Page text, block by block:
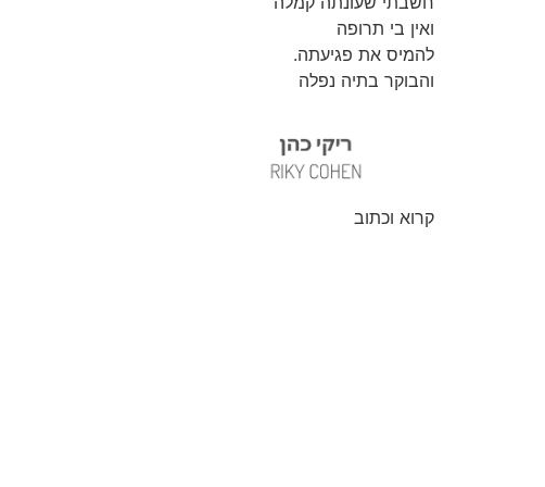
ואין בי תרופה
להמיס את פגיעתה.
והבוקר בתיה נפלה
קרוא וכתוב